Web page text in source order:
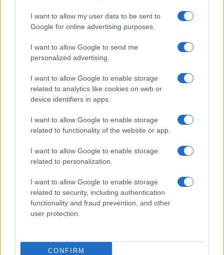
I want to allow my user data to be sent to
Google for online advertising purposes.
I want to allow Google to send me
personalized advertising.
I want to allow Google to enable storage
related to analytics like cookies on web or
device identifiers in apps.
I want to allow Google to enable storage
related to functionality of the website or app.
I want to allow Google to enable storage
related to personalization.
I want to allow Google to enable storage
related to security, including authentication
functionality and fraud prevention, and other
user protection.
CONFIRM
Continua a leggere
DISCIPLINE